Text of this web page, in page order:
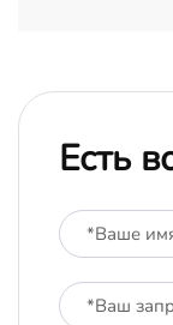
Есть